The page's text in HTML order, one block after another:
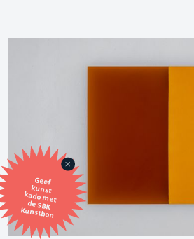
Geef
kunst
kado met
de SBK
Kunstbon